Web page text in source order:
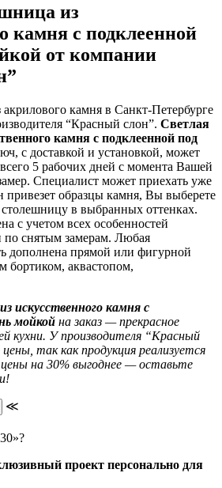
из
камня с подклеенной
от компании
камня в Санкт-Петербурге
“Красный слон”. Светлая
камня с подклеенной под
с доставкой и установкой, может
5 рабочих дней с момента Вашей
Специалист может приехать уже
образцы камня, Вы выберете
в выбранных оттенках.
с учетом всех особенностей
по снятым замерам. Любая
дополнена прямой или фигурной
бортиком, аквастопом,
искусственного камня с
мойкой на заказ — прекрасное
кухни. У производителя “Красный
так как продукция реализуется
на 30% выгоднее — оставьте
≪
проект персонально для